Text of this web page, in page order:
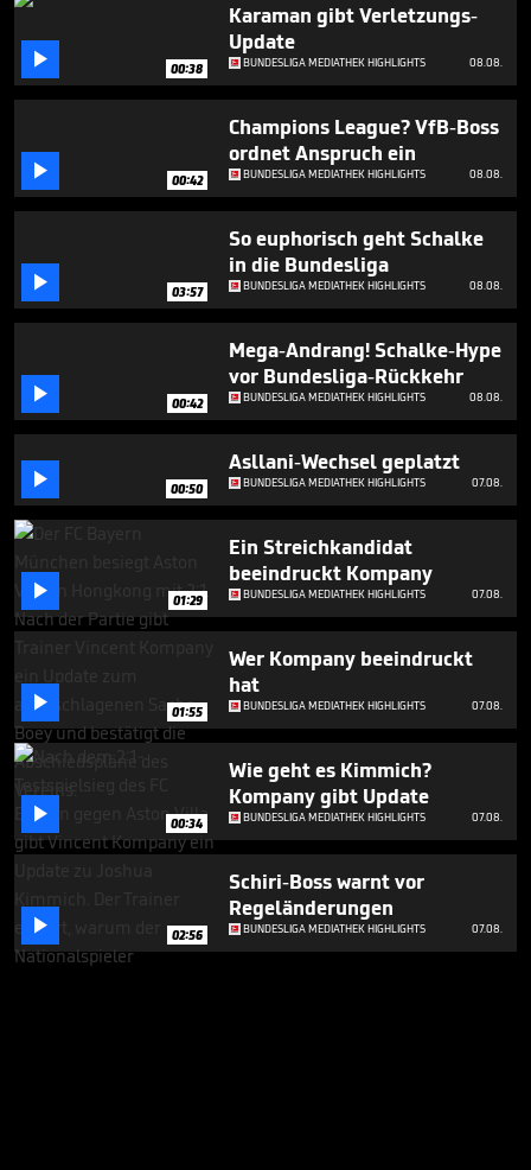
minutes,
seconds
 00:38
Karaman gibt Verletzungs-
Update
BUNDESLIGA MEDIATHEK HIGHLIGHTS 08.08.
 00:42
Champions League? VfB-Boss
ordnet Anspruch ein
BUNDESLIGA MEDIATHEK HIGHLIGHTS 08.08.
 03:57
So euphorisch geht Schalke
in die Bundesliga
BUNDESLIGA MEDIATHEK HIGHLIGHTS 08.08.
 00:42
Mega-Andrang! Schalke-Hype
vor Bundesliga-Rückkehr
BUNDESLIGA MEDIATHEK HIGHLIGHTS 08.08.
 00:50
Asllani-Wechsel geplatzt
BUNDESLIGA MEDIATHEK HIGHLIGHTS 07.08.
 01:29
Ein Streichkandidat
beeindruckt Kompany
BUNDESLIGA MEDIATHEK HIGHLIGHTS 07.08.
 01:55
Wer Kompany beeindruckt
hat
BUNDESLIGA MEDIATHEK HIGHLIGHTS 07.08.
 00:34
Wie geht es Kimmich?
Kompany gibt Update
BUNDESLIGA MEDIATHEK HIGHLIGHTS 07.08.
 02:56
Schiri-Boss warnt vor
Regeländerungen
BUNDESLIGA MEDIATHEK HIGHLIGHTS 07.08.